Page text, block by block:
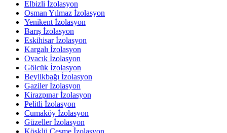
Elbizli İzolasyon
Osman Yılmaz İzolasyon
Yenikent İzolasyon
Barış İzolasyon
Eskihisar İzolasyon
Kargalı İzolasyon
Ovacık İzolasyon
Gölcük İzolasyon
Beylikbağı İzolasyon
Gaziler İzolasyon
Kirazpınar İzolasyon
Pelitli İzolasyon
Cumaköy İzolasyon
Güzeller İzolasyon
Köşklü Çeşme İzolasyon